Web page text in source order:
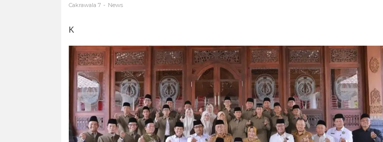
Cakrawala 7 - News
K